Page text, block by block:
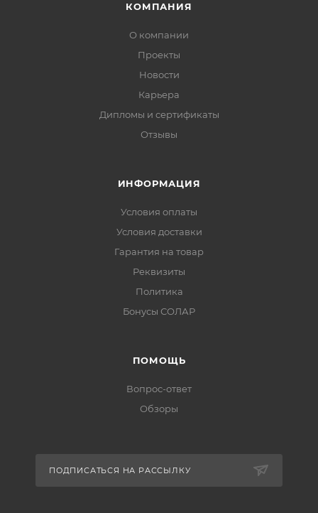
КОМПАНИЯ
О компании
Проекты
Новости
Карьера
Дипломы и сертификаты
Отзывы
ИНФОРМАЦИЯ
Условия оплаты
Условия доставки
Гарантия на товар
Реквизиты
Политика
Бонусы СОЛАР
ПОМОЩЬ
Вопрос-ответ
Обзоры
ПОДПИСАТЬСЯ НА РАССЫЛКУ